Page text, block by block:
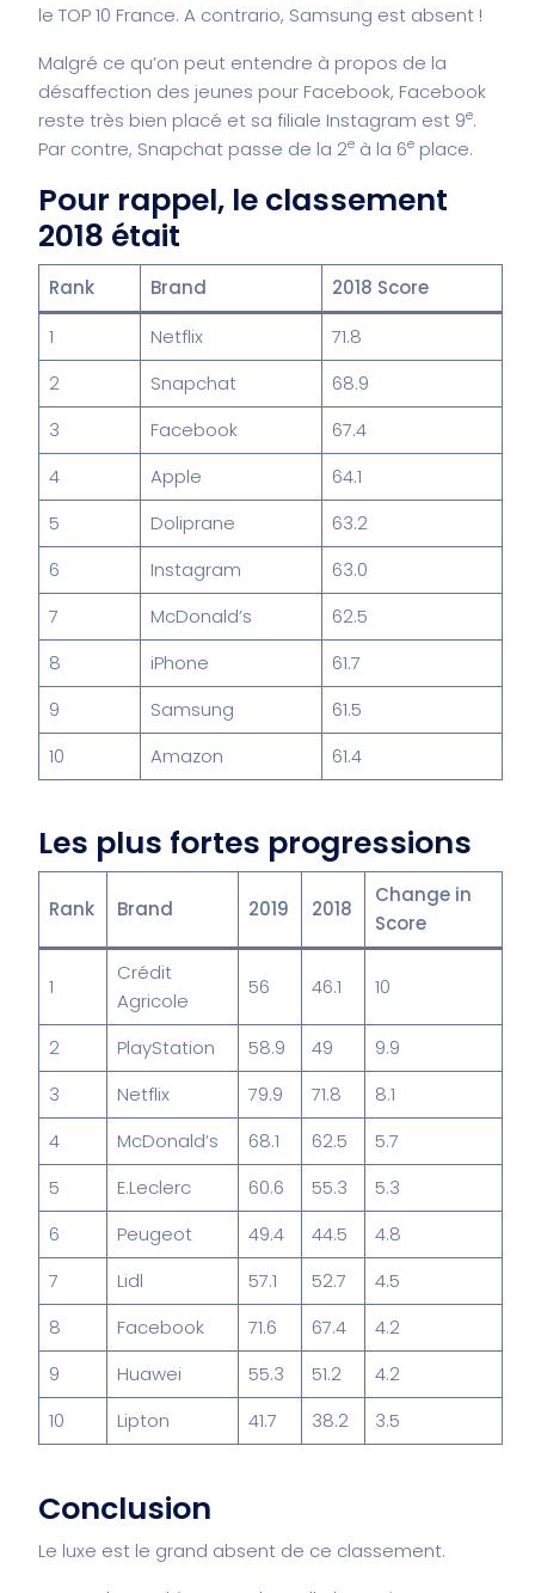
le TOP 10 France. A contrario, Samsung est absent !
Malgré ce qu’on peut entendre à propos de la
désaffection des jeunes pour Facebook, Facebook
reste très bien placé et sa filiale Instagram est 9e.
Par contre, Snapchat passe de la 2e à la 6e place.
Pour rappel, le classement
2018 était
Rank Brand
2018 Score
1
Netflix
71.8
2
Snapchat
68.9
3
Facebook
67.4
4
Apple
64.1
5
Doliprane
63.2
6
Instagram
63.0
7
McDonald’s
62.5
8
iPhone
61.7
9
Samsung
61.5
10
Amazon 61.4
Les plus fortes progressions
Rank Brand 2019 2018
Change in
Score
1
Crédit
Agricole
56 46.1 10
2 PlayStation 58.9 49
9.9
3
Netflix 79.9 71.8
8.1
4
McDonald’s 68.1 62.5
5.7
5
E.Leclerc 60.6 55.3
5.3
6
Peugeot 49.4 44.5
4.8
7
Lidl 57.1 52.7
4.5
8
Facebook 71.6 67.4
4.2
9
Huawei 55.3 51.2
4.2
10
Lipton 41.7 38.2 3.5
Conclusion
Le luxe est le grand absent de ce classement.